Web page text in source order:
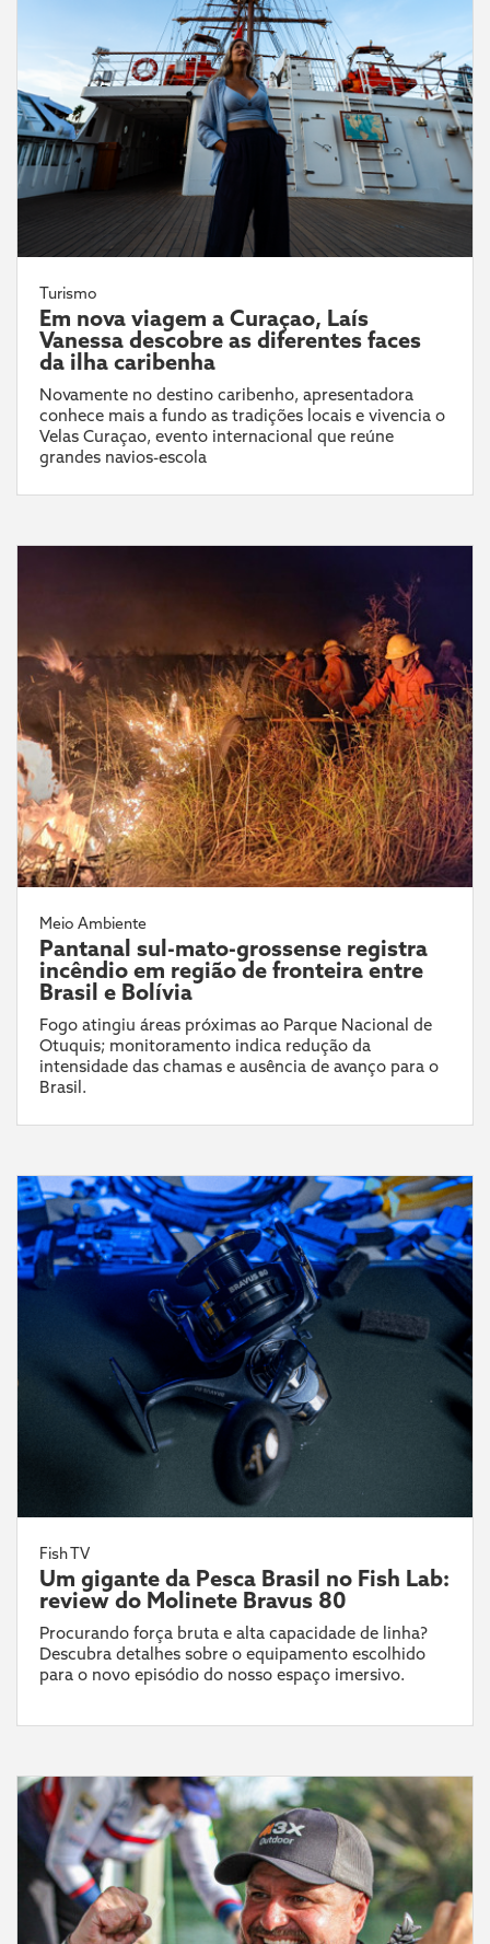
Turismo
Em nova viagem a Curaçao, Laís
Vanessa descobre as diferentes faces
da ilha caribenha
Novamente no destino caribenho, apresentadora
conhece mais a fundo as tradições locais e vivencia o
Velas Curaçao, evento internacional que reúne
grandes navios-escola
Meio Ambiente
Pantanal sul-mato-grossense registra
incêndio em região de fronteira entre
Brasil e Bolívia
Fogo atingiu áreas próximas ao Parque Nacional de
Otuquis; monitoramento indica redução da
intensidade das chamas e ausência de avanço para o
Brasil.
Fish TV
Um gigante da Pesca Brasil no Fish Lab:
review do Molinete Bravus 80
Procurando força bruta e alta capacidade de linha?
Descubra detalhes sobre o equipamento escolhido
para o novo episódio do nosso espaço imersivo.